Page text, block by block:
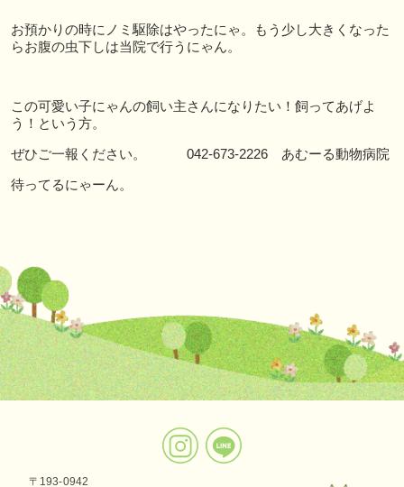
お預かりの時にノミ駆除はやったにゃ。もう少し大きくなった
らお腹の虫下しは当院で行うにゃん。
この可愛い子にゃんの飼い主さんになりたい！飼ってあげよ
う！という方。
ぜひご一報ください。 042-673-2226 あむーる動物病院
待ってるにゃーん。
〒193-0942